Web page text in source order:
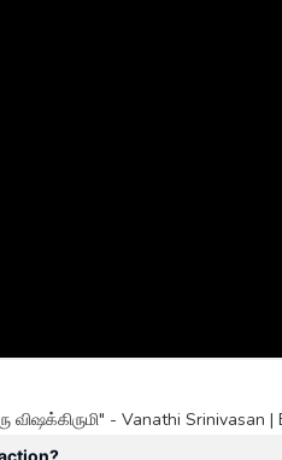
விஷக்கிருமி" - Vanathi Srinivasan